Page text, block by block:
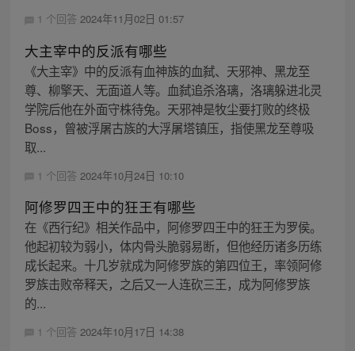
1 个回答 2024年11月02日 01:57
大主宰中的反派有哪些
《大主宰》中的反派有血神族的血弑、天邪神、黑龙至
尊、柳擎天、无面道人等。血弑追杀洛璃，洛璃躲进北灵
学院后他在外面守株待兔。天邪神是牧尘要打败的终极
Boss，曾被浮屠古族的大浮屠塔镇压，指使黑龙至尊吸
取...
1 个回答 2024年10月24日 10:10
阿修罗四王中的狂王有哪些
在《西行纪》相关作品中，阿修罗四王中的狂王为罗侯。
他起初较为弱小，体内骨头脆弱易断，但他经历诸多历练
成长起来。十几岁就成为阿修罗族的第四位王，率领阿修
罗族击败帝释天，之后又一人连砍三王，成为阿修罗族
的...
1 个回答 2024年10月17日 14:38